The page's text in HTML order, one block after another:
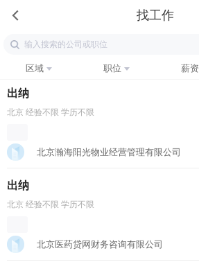
找工作
区域 职位 薪资
出纳
北京 经验不限 学历不限
北京瀚海阳光物业经营管理有限公司
出纳
北京 经验不限 学历不限
北京医药贷网财务咨询有限公司